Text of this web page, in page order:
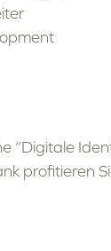
profitieren